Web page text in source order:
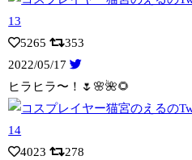
5265
353
2022/05/17
ヒラヒラ〜！🌷🌸🌺🌻
4023
278